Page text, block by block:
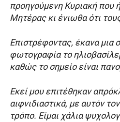
προηγούμενη Κυριακή που
Μητέρας κι ένιωθα ότι
Επιστρέφοντας, έκανα μια
φωτογραφία το
καθώς το σημείο είναι
Εκεί μου επιτέθηκαν
αιφνιδιαστικά, με αυτόν
τρόπο. Είμαι χάλια